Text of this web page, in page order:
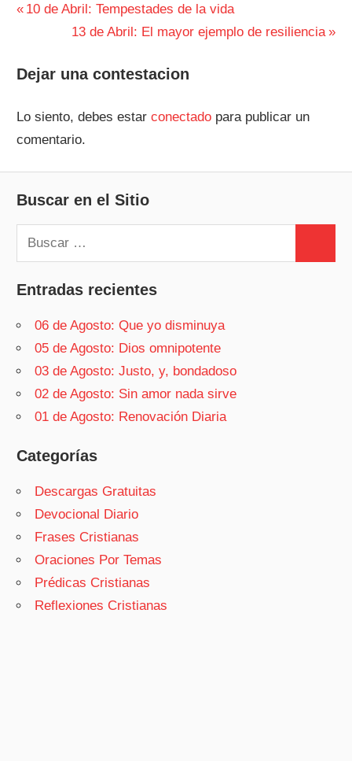
Navegación
entradas
Entrada
anterior:
10 de Abril: Tempestades de la vida
Siguiente
13 de Abril: El mayor ejemplo de resiliencia
Dejar una contestacion
Lo siento, debes estarconectado para publicar un
comentario.
Buscar en el Sitio
Buscar:
Entradas recientes
06 de Agosto: Que yo disminuya
05 de Agosto: Dios omnipotente
03 de Agosto: Justo, y, bondadoso
02 de Agosto: Sin amor nada sirve
01 de Agosto: Renovación Diaria
Categorías
Descargas Gratuitas
Devocional Diario
Frases Cristianas
Oraciones Por Temas
Prédicas Cristianas
Reflexiones Cristianas